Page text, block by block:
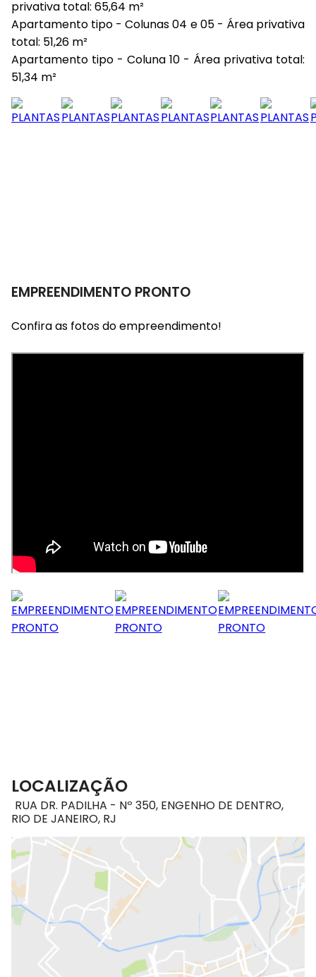
privativa total: 65,64 m²
Apartamento tipo - Colunas 04 e 05 - Área privativa
total: 51,26 m²
Apartamento tipo - Coluna 10 - Área privativa total:
51,34 m²
EMPREENDIMENTO PRONTO
Confira as fotos do empreendimento!
LOCALIZAÇÃO
RUA DR. PADILHA - Nº 350, ENGENHO DE DENTRO,
RIO DE JANEIRO, RJ